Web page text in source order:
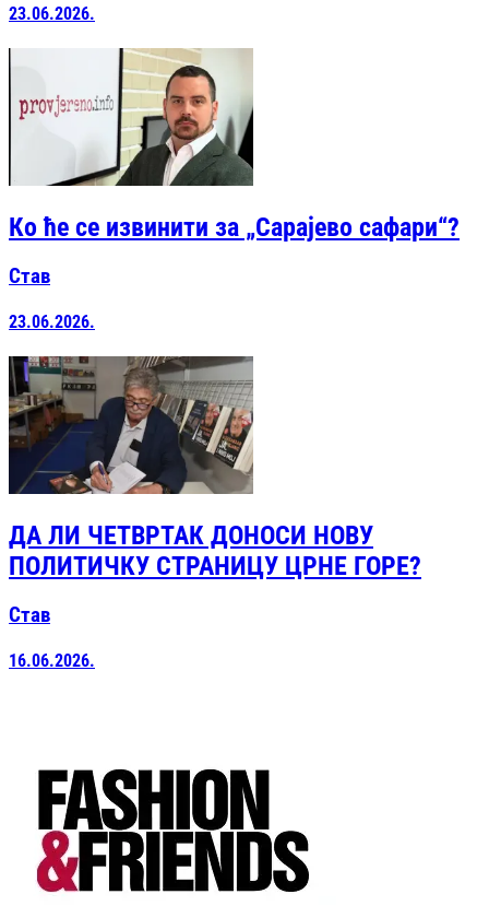
23.06.2026.
Ко ће се извинити за „Сарајево сафари“?
Став
23.06.2026.
ДА ЛИ ЧЕТВРТАК ДОНОСИ НОВУ
ПОЛИТИЧКУ СТРАНИЦУ ЦРНЕ ГОРЕ?
Став
16.06.2026.